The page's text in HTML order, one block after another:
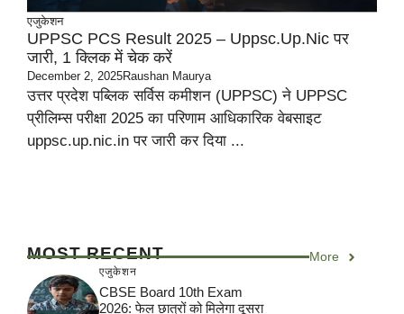
एजुकेशन
UPPSC PCS Result 2025 – Uppsc.up.nic पर
जारी, 1 क्लिक में चेक करें
December 2, 2025Raushan Maurya
उत्तर प्रदेश पब्लिक सर्विस कमीशन (UPPSC) ने UPPSC
प्रीलिम्स परीक्षा 2025 का परिणाम आधिकारिक वेबसाइट
uppsc.up.nic.in पर जारी कर दिया ...
MOST RECENT More
एजुकेशन
CBSE Board 10th Exam
2026: फेल छात्रों को मिलेगा दूसरा